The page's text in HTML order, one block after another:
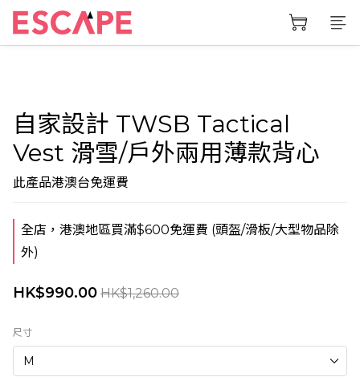
自家設計 TWSB Tactical
Vest 滑雪/戶外兩用薄款背心
此產品港澳台免運費
全店，港澳地區買滿$600免運費 (頭盔/滑板/大型物品除
外)
HK$990.00 HK$1,260.00
尺寸